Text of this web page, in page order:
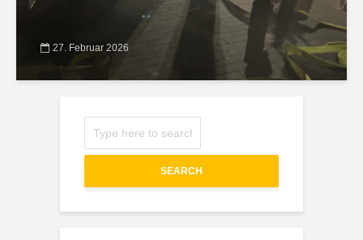
27. Februar 2026
SEARCH